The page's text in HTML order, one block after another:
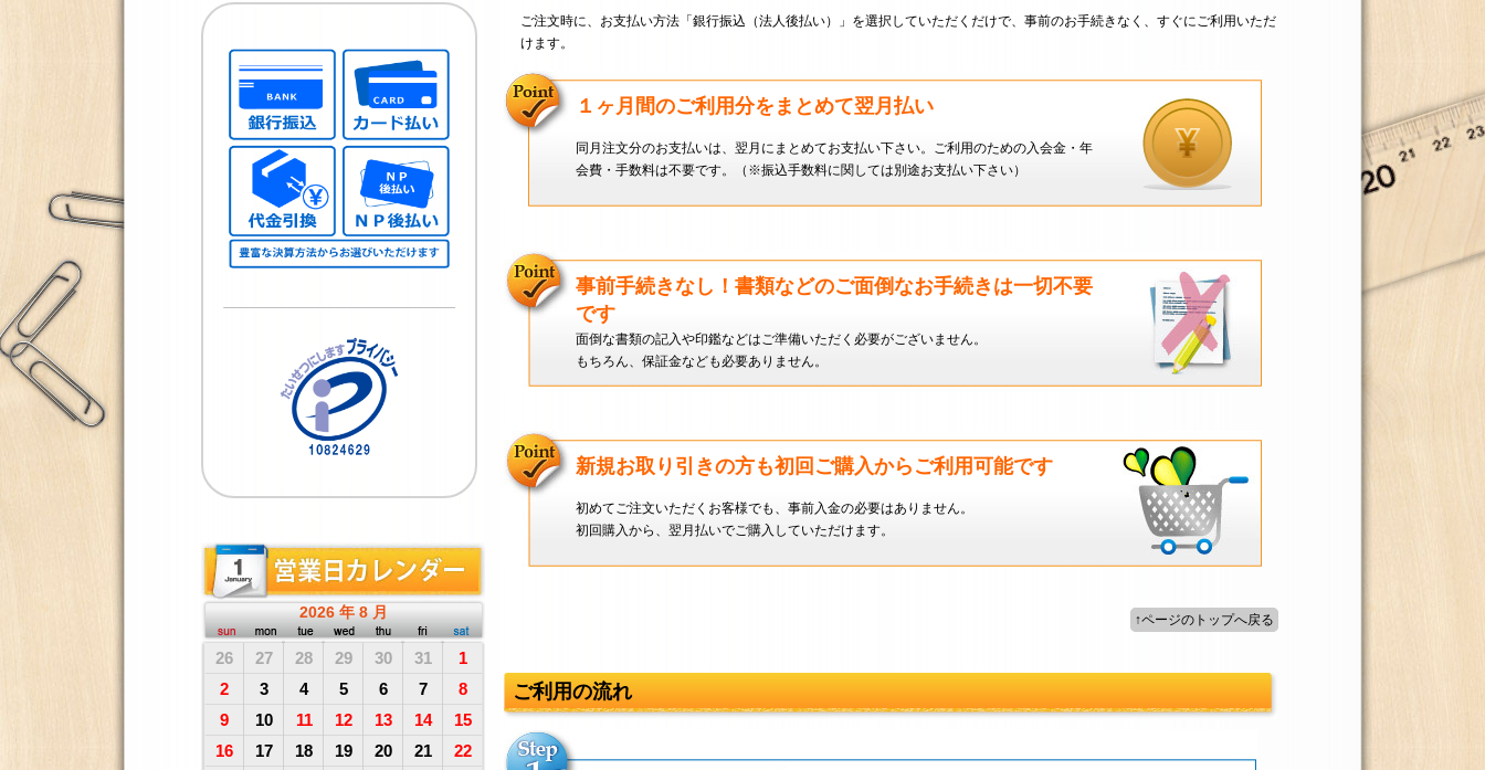
2026 年 8 月
26 27 28 29 30 31
1
2
3 4 5 6 7
8
9
10 11 12 13 14
15
16
17 18 19 20 21
22
ご注文時に、お支払い方法「銀行振込（法人後払い）」を選択していただくだけで、事前のお手続きなく、すぐにご利用いただ
けます。
１ヶ月間のご利用分をまとめて翌月払い
同月注文分のお支払いは、翌月にまとめてお支払い下さい。ご利用のための入会金・年
会費・手数料は不要です。（※振込手数料に関しては別途お支払い下さい）
事前手続きなし！書類などのご面倒なお手続きは一切不要
です
面倒な書類の記入や印鑑などはご準備いただく必要がございません。
もちろん、保証金なども必要ありません。
新規お取り引きの方も初回ご購入からご利用可能です
初めてご注文いただくお客様でも、事前入金の必要はありません。
初回購入から、翌月払いでご購入していただけます。
↑ページのトップへ戻る
ご利用の流れ